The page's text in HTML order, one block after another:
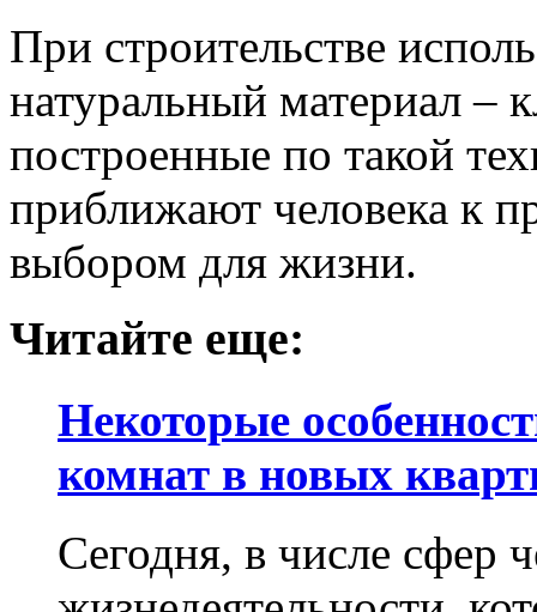
При строительстве
натуральный материал –
построенные по такой
приближают человека к
выбором для жизни.
Читайте еще:
Некоторые
комнат в новых
Сегодня, в числе сфер